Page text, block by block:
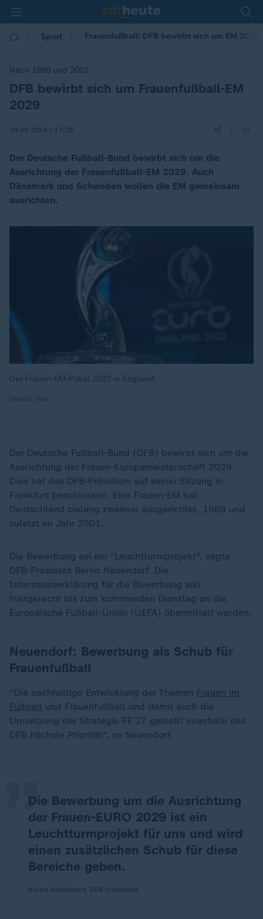
Sport Frauenfußball: DFB bewirbt sich um EM 2029
Nach 1989 und 2001
:DFB bewirbt sich um Frauenfußball-EM
2029
24.09.2024 | 17:29
Der Deutsche Fußball-Bund bewirbt sich um die
Ausrichtung der Frauenfußball-EM 2029. Auch
Dänemark und Schweden wollen die EM gemeinsam
ausrichten.
Der Frauen-EM-Pokal 2022 in England.
Der Deutsche Fußball-Bund (DFB) bewirbt sich um die
Ausrichtung der Frauen-Europameisterschaft 2029.
Dies hat das DFB-Präsidium auf seiner Sitzung in
Frankfurt beschlossen. Eine Frauen-EM hat
Deutschland bislang zweimal ausgerichtet, 1989 und
zuletzt im Jahr 2001.
Die Bewerbung sei ein "Leuchtturmprojekt", sagte
DFB-Präsident Bernd Neuendorf. Die
Interessenerklärung für die Bewerbung soll
fristgerecht bis zum kommenden Dienstag an die
Europäische Fußball-Union (UEFA) übermittelt werden.
Neuendorf: Bewerbung als Schub für
Frauenfußball
"Die nachhaltige Entwicklung der Themen Frauen im
Fußball und Frauenfußball und damit auch die
Umsetzung der Strategie FF 27 genießt innerhalb des
DFB höchste Priorität", so Neuendorf.
Die Bewerbung um die Ausrichtung
der Frauen-EURO 2029 ist ein
Leuchtturmprojekt für uns und wird
einen zusätzlichen Schub für diese
Bereiche geben.
„